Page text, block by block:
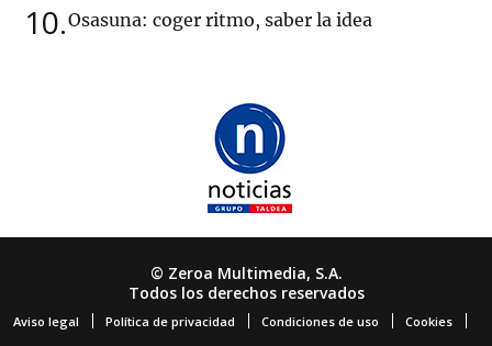
10 Osasuna: coger ritmo, saber la idea
© Zeroa Multimedia, S.A.
Todos los derechos reservados
Aviso legal Política de privacidad Condiciones de uso Cookies